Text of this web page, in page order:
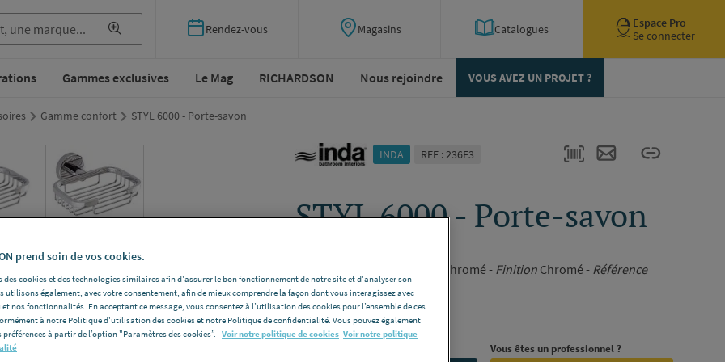
Rendez-vous Magasins Catalogues
Espace Pro
Se connecter
Gammes exclusives Le Mag RICHARDSON Nous rejoindre VOUS AVEZ UN PROJET ?
Gamme confort STYL 6000 - Porte-savon
INDA REF : 236F3
STYL 6000 - Porte-savon
Panier porte-savon chromé - FinitionChromé - Référence
A60490AL
Voir la description complète
Vous êtes un professionnel ?
prend soin de vos cookies.
des cookies et des technologies similaires afin d'assurer le bon fonctionnement de notre site et d'analyser son
utilisons également, avec votre consentement, afin de mieux comprendre la façon dont vous interagissez avec
nos fonctionnalités. En acceptant ce message, vous consentez à l’utilisation des cookies pour l’ensemble de ces
à notre Politique d'utilisation des cookies et notre Politique de confidentialité. Vous pouvez également
à partir de l’option "Paramètres des cookies”.
Voir notre politique de cookies Voir notre politique